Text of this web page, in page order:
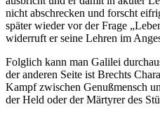
nicht abschrecken und forscht
später wieder vor der Frage
widerruft er seine Lehren im
Folglich kann man Galilei
der anderen Seite ist Brechts
Kampf zwischen Genußmensch
der Held oder der Märtyrer des